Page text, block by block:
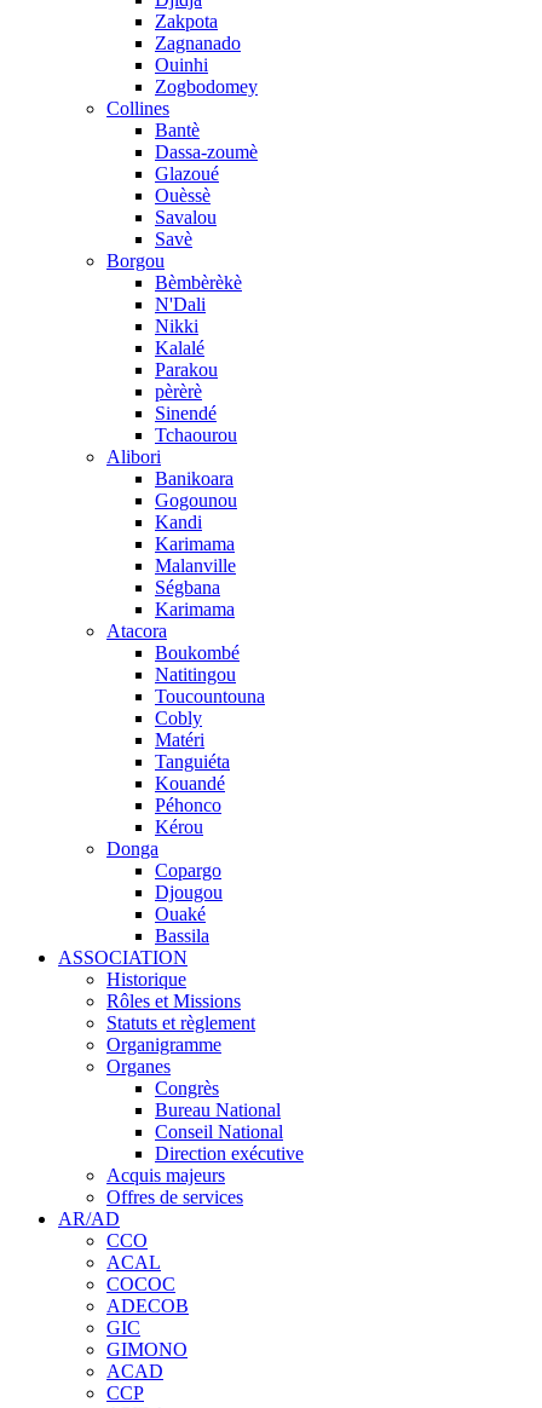
Zakpota
Zagnanado
Ouinhi
Zogbodomey
Collines
Bantè
Dassa-zoumè
Glazoué
Ouèssè
Savalou
Savè
Borgou
Bèmbèrèkè
N'Dali
Nikki
Kalalé
Parakou
pèrèrè
Sinendé
Tchaourou
Alibori
Banikoara
Gogounou
Kandi
Karimama
Malanville
Ségbana
Karimama
Atacora
Boukombé
Natitingou
Toucountouna
Cobly
Matéri
Tanguiéta
Kouandé
Péhonco
Kérou
Donga
Copargo
Djougou
Ouaké
Bassila
ASSOCIATION
Historique
Rôles et Missions
Statuts et règlement
Organigramme
Organes
Congrès
Bureau National
Conseil National
Direction exécutive
Acquis majeurs
Offres de services
AR/AD
CCO
ACAL
COCOC
ADECOB
GIC
GIMONO
ACAD
CCP